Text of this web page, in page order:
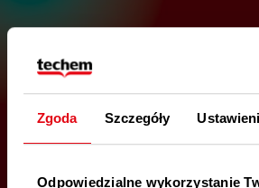
Zgoda Szczegóły
Odpowiedzialne wykorzystanie